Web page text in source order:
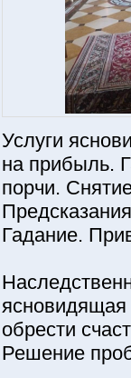
Услуги
на прибыль.
порчи.
Гадание.
обрести
Решение